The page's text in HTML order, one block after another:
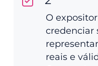
O
credenciar
reais e